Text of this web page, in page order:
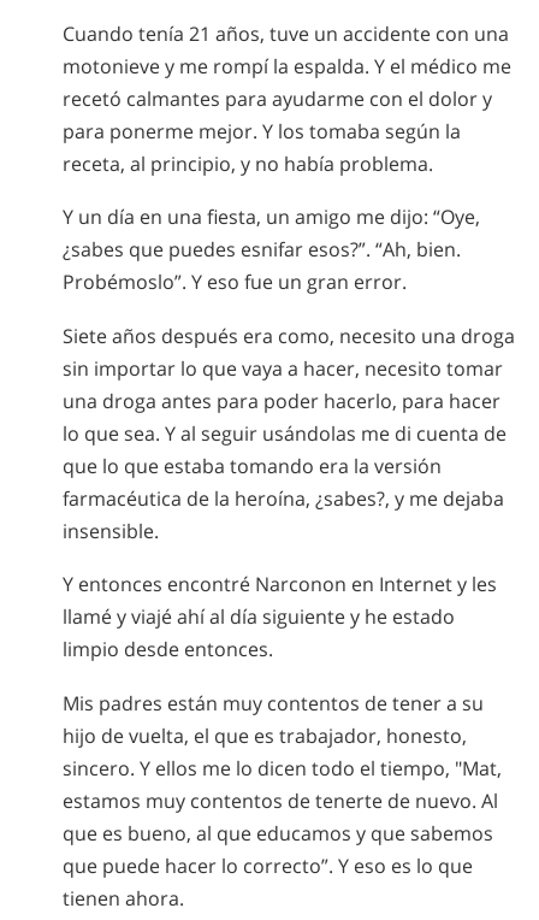
Cuando tenía 21 años, tuve un accidente con una
motonieve y me rompí la espalda. Y el médico me
recetó calmantes para ayudarme con el dolor y
para ponerme mejor. Y los tomaba según la
receta, al principio, y no había problema.
Y un día en una fiesta, un amigo me dijo: “Oye,
¿sabes que puedes esnifar esos?”. “Ah, bien.
Probémoslo”. Y eso fue un gran error.
Siete años después era como, necesito una droga
sin importar lo que vaya a hacer, necesito tomar
una droga antes para poder hacerlo, para hacer
lo que sea. Y al seguir usándolas me di cuenta de
que lo que estaba tomando era la versión
farmacéutica de la heroína, ¿sabes?, y me dejaba
insensible.
Y entonces encontré Narconon en Internet y les
llamé y viajé ahí al día siguiente y he estado
limpio desde entonces.
Mis padres están muy contentos de tener a su
hijo de vuelta, el que es trabajador, honesto,
sincero. Y ellos me lo dicen todo el tiempo, "Mat,
estamos muy contentos de tenerte de nuevo. Al
que es bueno, al que educamos y que sabemos
que puede hacer lo correcto”. Y eso es lo que
tienen ahora.